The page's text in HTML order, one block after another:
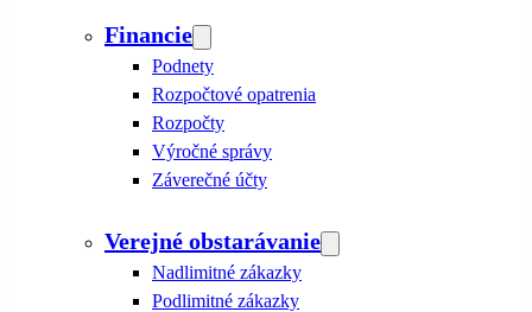
Financie
Podnety
Rozpočtové opatrenia
Rozpočty
Výročné správy
Záverečné účty
Verejné obstarávanie
Nadlimitné zákazky
Podlimitné zákazky